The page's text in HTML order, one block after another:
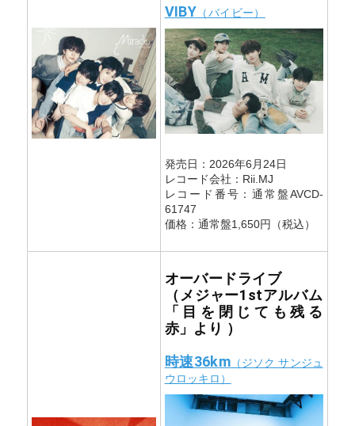
VIBY （バイビー）
発売日：2026年6月24日
レコード会社：Rii.MJ
レコード番号：通常盤AVCD-
61747
価格：通常盤1,650円（税込）
オーバードライブ
（メジャー1stアルバム
「目を閉じても残る
赤」より ）
時速36km （ジソク サンジュ
ウロッキロ）